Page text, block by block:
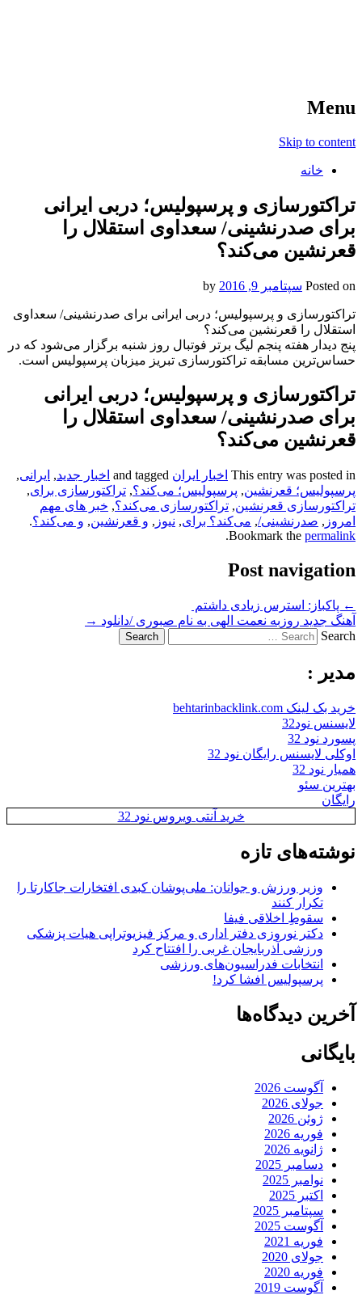
Menu
Skip to content
خانه
تراکتورسازی و پرسپولیس؛ دربی ایرانی
برای صدرنشینی/ سعداوی استقلال را
قعرنشین می‌کند؟
Posted on سپتامبر 9, 2016
تراکتورسازی و پرسپولیس؛ دربی ایرانی برای صدرنشینی/ سعداوی
استقلال را قعرنشین می‌کند؟
پنج دیدار هفته پنجم لیگ برتر فوتبال روز شنبه برگزار می‌شود که در
حساس‌ترین مسابقه تراکتورسازی تبریز میزبان پرسپولیس است.
تراکتورسازی و پرسپولیس؛ دربی ایرانی
برای صدرنشینی/ سعداوی استقلال را
قعرنشین می‌کند؟
This entry was posted in اخبار ایران اخبار جدید, ایرانی‌,
پرسپولیس؛ قعرنشین, پرسپولیس؛ می‌کند؟, تراکتورسازی برای,
تراکتورسازی قعرنشین, تراکتورسازی می‌کند؟, خبر های مهم
امروز , صدرنشینی/, می‌کند؟ برای, نیوز , و قعرنشین, و می‌کند؟.
Bookmark the permalink
.
Post navigation
← پاکباز: استرس زیادی داشتم
آهنگ جدید روزبه نعمت الهی به نام صبوری /دانلود →
Search
مدیر :
خرید بک لینک behtarinbacklink.com
لایسنس نود32
پسورد نود 32
اوکلی لایسنس رایگان نود 32
همیار نود 32
بهترین سئو
رایگان
خرید آنتی ویروس نود 32
نوشته‌های تازه
وزیر ورزش و جوانان: ملی‌پوشان کبدی افتخارات جاکارتا را
تکرار کنند
سقوطِ اخلاقی فیفا
دکتر نوروزی دفتر اداری و مرکز فیزیوتراپی هیات پزشکی
ورزشی آذربایجان غربی را افتتاح کرد
انتخابات فدراسیون‌های ورزشی
پرسپولیس افشا کرد!
آخرین دیدگاه‌ها
بایگانی
آگوست 2026
جولای 2026
ژوئن 2026
فوریه 2026
ژانویه 2026
دسامبر 2025
نوامبر 2025
اکتبر 2025
سپتامبر 2025
آگوست 2025
فوریه 2021
جولای 2020
فوریه 2020
آگوست 2019